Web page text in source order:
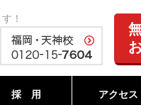
！
採 用 アクセス